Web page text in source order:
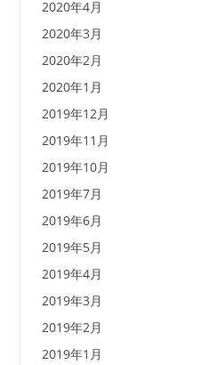
2020年4月
2020年3月
2020年2月
2020年1月
2019年12月
2019年11月
2019年10月
2019年7月
2019年6月
2019年5月
2019年4月
2019年3月
2019年2月
2019年1月